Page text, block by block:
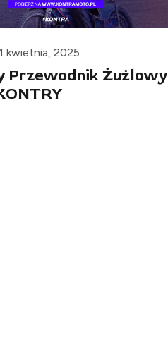
kwietnia, 2025
Przewodnik Żużlowy